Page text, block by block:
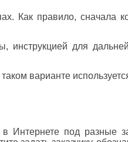
Как правило, сначала
инструкцией для
варианте
Интернете под разные